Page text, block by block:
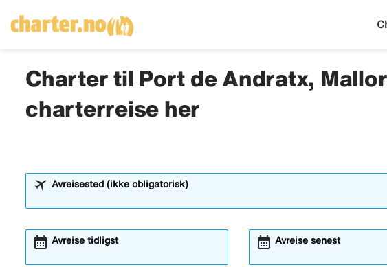
Charter til Port de Andratx,
charterreise her
Avreisested (ikke obligatorisk)
Avreise tidligst
calendar_month Avreise senest
calendar_month